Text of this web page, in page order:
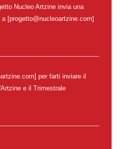
Nucleo Artzine invia una
[progetto@nucleoartzine.com]
per farti inviare il
e il Trimestrale